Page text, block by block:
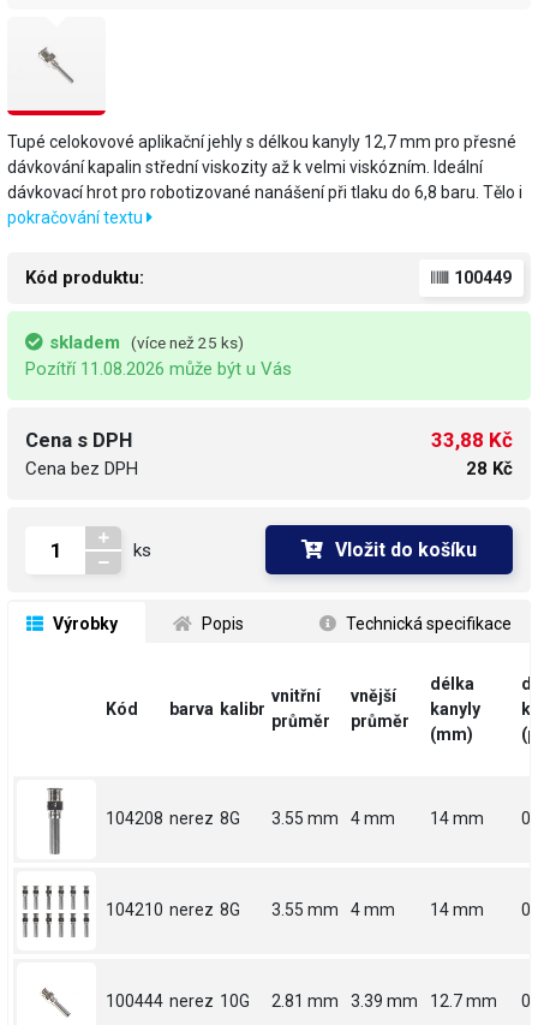
Tupé celokovové aplikační jehly s délkou kanyly 12,7 mm pro přesné
dávkování kapalin střední viskozity až k velmi viskózním. Ideální
dávkovací hrot pro robotizované nanášení při tlaku do 6,8 baru. Tělo i
pokračování textu
Kód produktu: 100449
skladem (více než 25 ks)
Pozítří 11.08.2026 může být u Vás
Cena s DPH
Cena bez DPH
33,88 Kč
28 Kč
ks Vložit do košíku
Výrobky Popis Technická specifikace
Kód barva kalibr
vnitřní
průměr
vnější
průměr
délka
kanyly
(mm)
104208 nerez 8G 3.55 mm 4 mm 14 mm
104210 nerez 8G 3.55 mm 4 mm 14 mm
100444 nerez 10G 2.81 mm 3.39 mm 12.7 mm